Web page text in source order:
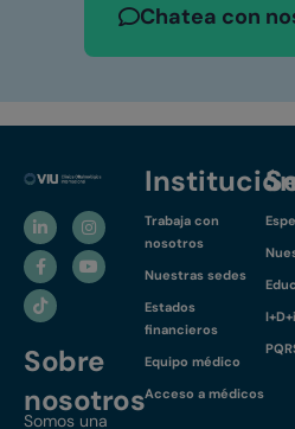
Chatea con
Sobre
nosotros
Somos una
Trabaja con
nosotros
Nuestras sedes
Estados
financieros
Equipo médico
Acceso a médicos
I+D+i